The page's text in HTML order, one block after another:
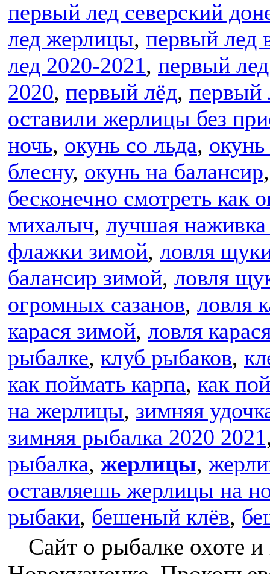
первый лед северский
лед жерлицы, первый лед
лед 2020-2021, первый
2020, первый лёд, первый
оставили жерлицы без
ночь, окунь со льда,
блесну, окунь на балансир
бесконечно смотреть как
михалыч, лучшая наживка
флажки зимой, ловля
балансир зимой, ловля
огромных сазанов, ловля
карася зимой, ловля
рыбалке, клуб рыбаков,
как поймать карпа, как
на жерлицы, зимняя
зимняя рыбалка 2020 2021
рыбалка, жерлицы,
оставляешь жерлицы на
рыбаки, бешеный клёв,
Сайт о рыбалке охоте